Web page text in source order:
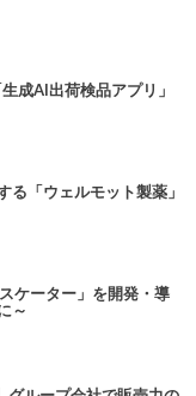
成AI出荷検品アプリ」
る「ウェルモット製薬」
ケーター」を開発・導
～